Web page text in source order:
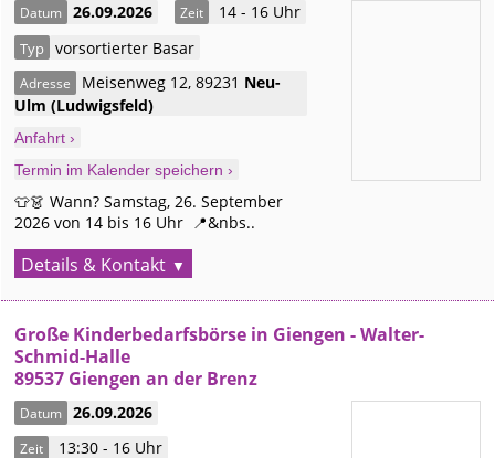
Datum 26.09.2026 Zeit 14 - 16 Uhr
Typ vorsortierter Basar
Adresse Meisenweg 12,89231 Neu-
Ulm(Ludwigsfeld)
Anfahrt ›
Termin im Kalender speichern ›
👕👗 Wann? Samstag, 26. September
2026 von 14 bis 16 Uhr 📍&nbs..
Details & Kontakt
Große Kinderbedarfsbörse in Giengen - Walter-
Schmid-Halle
89537 Giengen an der Brenz
Datum 26.09.2026
Zeit 13:30 - 16 Uhr